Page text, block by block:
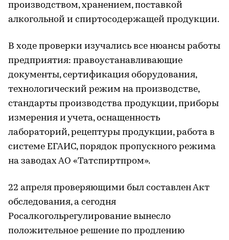
производством, хранением, поставкой
алкогольной и спиртосодержащей продукции.
В ходе проверки изучались все нюансы работы
предприятия: правоустанавливающие
документы, сертификация оборудования,
технологический режим на производстве,
стандарты производства продукции, приборы
измерения и учета, оснащенность
лабораторий, рецептуры продукции, работа в
системе ЕГАИС, порядок пропускного режима
на заводах АО «Татспиртпром».
22 апреля проверяющими был составлен Акт
обследования, а сегодня
Росалкогольрегулирование вынесло
положительное решение по продлению